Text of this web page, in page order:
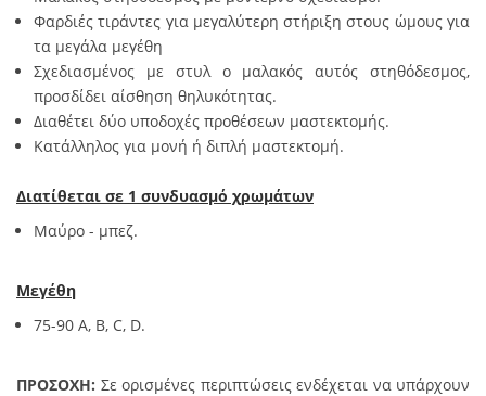
Φαρδιές τιράντες για μεγαλύτερη στήριξη στους ώμους για
τα μεγάλα μεγέθη
Σχεδιασμένος με στυλ ο μαλακός αυτός στηθόδεσμος,
προσδίδει αίσθηση θηλυκότητας.
Διαθέτει δύο υποδοχές προθέσεων μαστεκτομής.
Κατάλληλος για μονή ή διπλή μαστεκτομή.
Διατίθεται σε 1 συνδυασμό χρωμάτων
Μαύρο - μπεζ.
Μεγέθη
75-90 A, B, C, D.
ΠΡΟΣΟΧΗ: Σε ορισμένες περιπτώσεις ενδέχεται να υπάρχουν